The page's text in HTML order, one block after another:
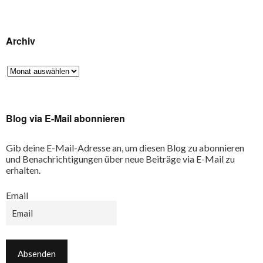
Archiv
Blog via E-Mail abonnieren
Gib deine E-Mail-Adresse an, um diesen Blog zu abonnieren
und Benachrichtigungen über neue Beiträge via E-Mail zu
erhalten.
Email